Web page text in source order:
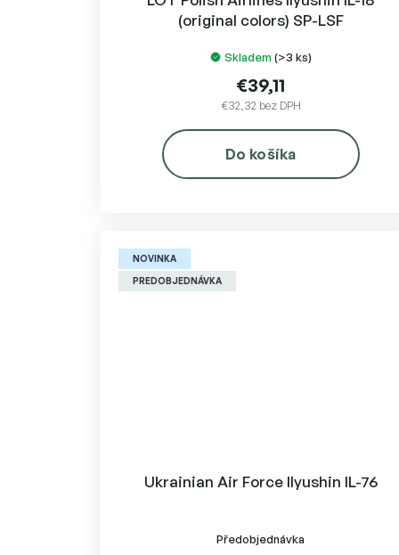
(original colors) SP-LSF
Skladem (>3 ks)
€32,32 bez DPH
€39,11
Do košíka
NOVINKA
PREDOBJEDNÁVKA
Ukrainian Air Force Ilyushin IL-76
Předobjednávka